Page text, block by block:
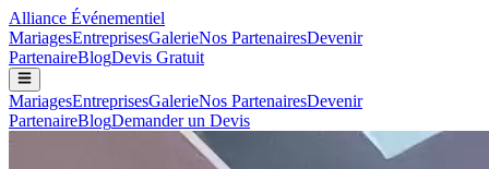
Alliance Événementiel
MariagesEntreprisesGalerieNos PartenairesDevenir
PartenaireBlogDevis Gratuit
MariagesEntreprisesGalerieNos PartenairesDevenir
PartenaireBlogDemander un Devis